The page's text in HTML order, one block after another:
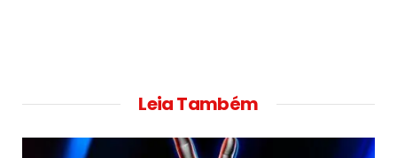
Leia Também